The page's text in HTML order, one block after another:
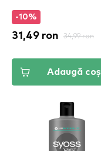
-10%
31,49 ron 34,99 ron
Adaugă coș